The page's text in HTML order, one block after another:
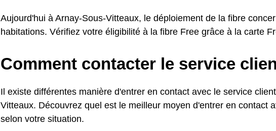
Aujourd'hui à Arnay-Sous-Vitteaux, le déploiement de la fibre
habitations. Vérifiez votre éligibilité à la fibre Free grâce à la carte
Comment contacter le service
Il existe différentes manière d'entrer en contact avec le service
Vitteaux. Découvrez quel est le meilleur moyen d'entrer en contact
selon votre situation.